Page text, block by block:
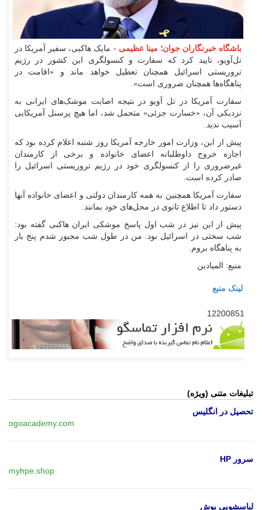
باشگاه خبرنگاران جوان؛ مینا عظیمی - مایک هاکبی، سفیر آمریکا در
تل‌آویو، تایید کرد که سفارت و کنسولگری این کشور در رژیم
تروریستی اسرائیل همچنان تعطیل خواهد ماند و «اقامت در
پناهگاه‌ها همچنان ضروری است».
سفارت آمریکا در تل آویو در نتیجه اصابت موشک‌های ایرانی به
نزدیکی آن، «خسارت جزئی» متحمل شد، اما هیچ پرسنل آمریکایی
آسیب ندید.
پیش از این، وزارت امور خارجه آمریکا روز شنبه اعلام کرده بود که
اجازه خروج داوطلبانه اعضای خانواده و برخی از کارمندان
غیرضروری را از کنسولگری خود در رژیم تروریستی اسرائیل را
صادر کرده است.
سفارت آمریکا همچنین به همه کارمندان دولتی و اعضای خانواده آنها
دستور داد تا اطلاع ثانوی در محل‌های خود بمانند.
پیش از این نیز در شب اول پاسخ موشکی ایران هاکبی گفته بود:
شب سختی در اسرائیل بود. من در طول شب مجبور شدم پنج بار
به پناهگاه بروم.
منبع: المیادین
لینک منبع
12200851
تبلیغات متنی (ویژه)
تحصیل در انگلیس
ogoacademy.com
سرور HP
myhpe.shop
لباسشویی بوش